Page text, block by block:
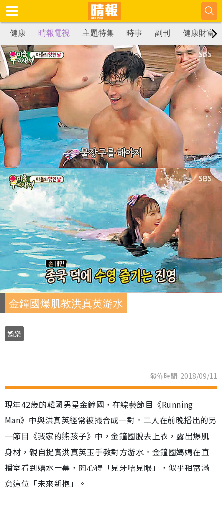
健康 晴報電視 主題特集 時事 副刊 健康財富
金鐘國爆肌教洪真英游水
娛樂
發佈時間: 2018/09/11
現年42歲的韓國男星金鐘國，在綜藝節目《Running
Man》中與洪真英經常被撮合成一對。二人在前晚播出的另
一節目《我家的熊孩子》中，金鐘國脫去上衣，露出爆肌
身材，親自捉實洪真英玉手教對方游水。金鐘國媽媽在直
播室看到嬉水一幕，開心得「見牙唔見眼」，似乎相當滿
意這位「未來新抱」。